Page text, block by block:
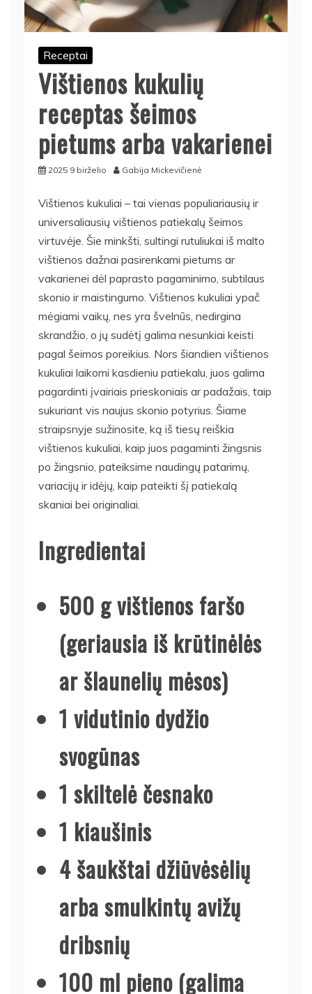
Receptai
Vištienos kukulių
receptas šeimos
pietums arba vakarienei
2025 9 birželio Gabija Mickevičienė
Vištienos kukuliai – tai vienas populiariausių ir
universaliausių vištienos patiekalų šeimos
virtuvėje. Šie minkšti, sultingi rutuliukai iš malto
vištienos dažnai pasirenkami pietums ar
vakarienei dėl paprasto pagaminimo, subtilaus
skonio ir maistingumo. Vištienos kukuliai ypač
mėgiami vaikų, nes yra švelnūs, nedirgina
skrandžio, o jų sudėtį galima nesunkiai keisti
pagal šeimos poreikius. Nors šiandien vištienos
kukuliai laikomi kasdieniu patiekalu, juos galima
pagardinti įvairiais prieskoniais ar padažais, taip
sukuriant vis naujus skonio potyrius. Šiame
straipsnyje sužinosite, ką iš tiesų reiškia
vištienos kukuliai, kaip juos pagaminti žingsnis
po žingsnio, pateiksime naudingų patarimų,
variacijų ir idėjų, kaip pateikti šį patiekalą
skaniai bei originaliai.
Ingredientai
500 g vištienos faršo
(geriausia iš krūtinėlės
ar šlaunelių mėsos)
1 vidutinio dydžio
svogūnas
1 skiltelė česnako
1 kiaušinis
4 šaukštai džiūvėsėlių
arba smulkintų avižų
dribsnių
100 ml pieno (galima